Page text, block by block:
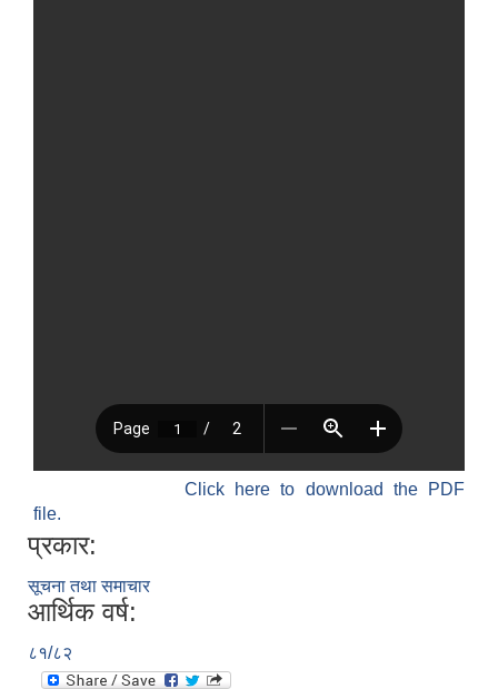
Click here to download the PDF
file.
प्रकार:
सूचना तथा समाचार
आर्थिक वर्ष:
८१/८२